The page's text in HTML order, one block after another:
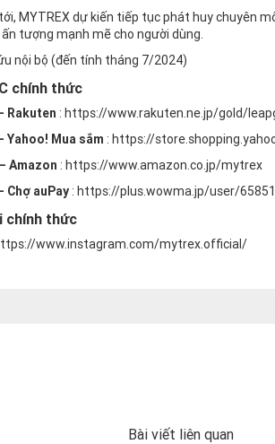
MYTREX dự kiến ​​tiếp tục phát huy chuyên
tượng mạnh mẽ cho người dùng.
nội bộ (đến tính tháng 7/2024)
chính thức
Rakuten : https://www.rakuten.ne.jp/gold/
Yahoo! Mua sắm : https://
Amazon : https://www.amazon.co.jp/mytrex
Chợ auPay : https://plus.wowma.jp/user/
chính thức
www.instagram.com/mytrex.official/
Bài viết liên quan